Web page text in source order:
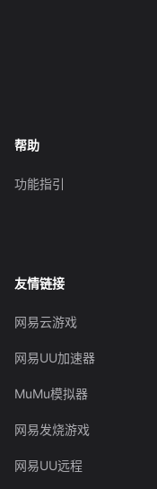
帮助
功能指引
友情链接
网易云游戏
网易UU加速器
MuMu模拟器
网易发烧游戏
网易UU远程